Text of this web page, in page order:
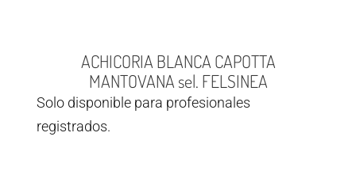
ACHICORIA BLANCA CAPOTTA
MANTOVANA sel. FELSINEA
Solo disponible para profesionales
registrados.